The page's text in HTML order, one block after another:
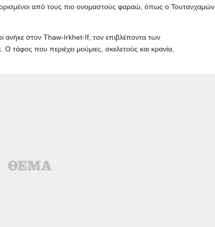
από τους πιο ονομαστούς φαραώ, όπως ο Τουτανχαμών
ανήκε στον Thaw-Irkhet-If, τον επιβλέποντα των
που περιέχει μούμιες, σκελετούς και κρανία,